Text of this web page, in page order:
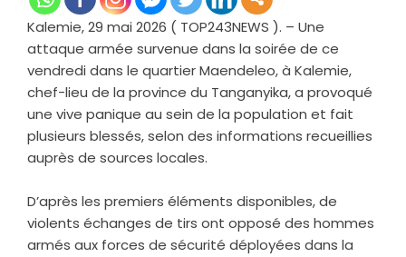
Kalemie, 29 mai 2026 ( TOP243NEWS ). – Une
attaque armée survenue dans la soirée de ce
vendredi dans le quartier Maendeleo, à Kalemie,
chef-lieu de la province du Tanganyika, a provoqué
une vive panique au sein de la population et fait
plusieurs blessés, selon des informations recueillies
auprès de sources locales.
‎D’après les premiers éléments disponibles, de
violents échanges de tirs ont opposé des hommes
armés aux forces de sécurité déployées dans la